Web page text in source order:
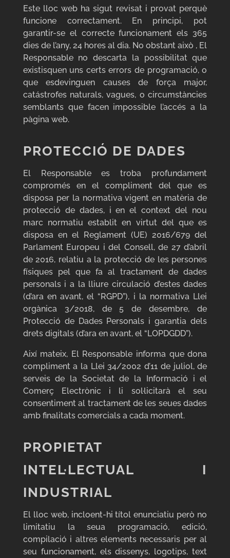
Este lloc web ha sigut revisat i provat perquè
funcione correctament. En principi, pot
garantir-se el correcte funcionament els 365
dies de l’any, 24 hores al dia. No obstant això , El
Responsable no descarta la possibilitat que
existisquen uns certs errors de programació, o
que esdevinguen causes de força major,
catástrofes naturals, vagues, o circumstàncies
semblants que facen impossible l’accés a la
pàgina web.
PROTECCIÓ DE DADES
El Responsable es troba profundament
compromés en el compliment del que es
disposa per la normativa vigent en matèria de
protecció de dades, i en el context del nou
marc normatiu establit en virtut del que es
disposa en el Reglament (UE) 2016/679 del
Parlament Europeu i del Consell, de 27 d’abril
de 2016, relatiu a la protecció de les persones
físiques pel que fa al tractament de dades
personals i a la lliure circulació d’estes dades
(d’ara en avant, el “RGPD”), i la normativa Llei
orgànica 3/2018, de 5 de desembre, de
Protecció de Dades Personals i garantia dels
drets digitals (d’ara en avant, el “LOPDGDD”).
Així mateix, El Responsable informa que dona
compliment a la Llei 34/2002 d’11 de juliol, de
serveis de la Societat de la Informació i el
Comerç Electrònic i li sol·licitarà el seu
consentiment al tractament de les seues dades
amb finalitats comercials a cada moment.
PROPIETAT
INTEL·LECTUAL I
INDUSTRIAL
El lloc web, incloent-hi títol enunciatiu però no
limitatiu la seua programació, edició,
compilació i altres elements necessaris per al
seu funcionament, els dissenys, logotips, text